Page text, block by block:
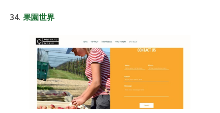
34. 果園世界